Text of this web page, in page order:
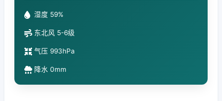
湿度 59%
东北风 5-6级
气压 993hPa
降水 0mm